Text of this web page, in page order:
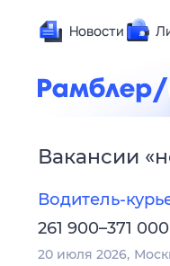
Новости
Вакансии «
Водитель-
261 900–371 000
20 июля 2026